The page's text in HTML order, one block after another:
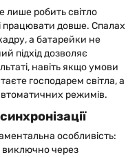
робить світло
працювати довше. Спалах
а батарейки не
підхід дозволяє
навіть якщо умови
господарем світла, а
режимів.
особливість:
виключно через